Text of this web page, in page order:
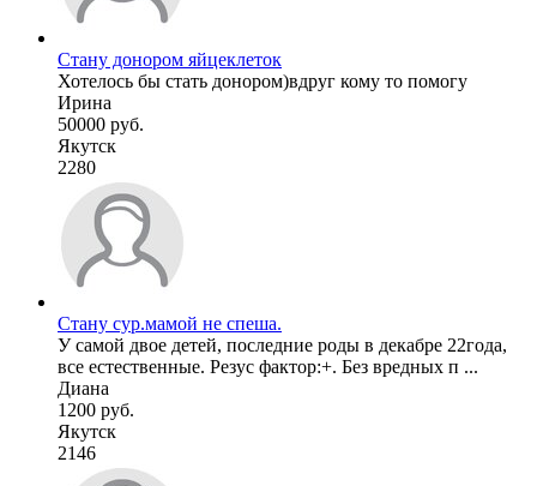
Стану донором яйцеклеток
Хотелось бы стать донором)вдруг кому то помогу
Ирина
50000 руб.
Якутск
2280
Стану сур.мамой не спеша.
У самой двое детей, последние роды в декабре 22года,
все естественные. Резус фактор:+. Без вредных п ...
Диана
1200 руб.
Якутск
2146